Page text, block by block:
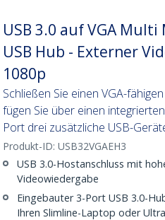
USB 3.0 auf VGA
USB Hub - Externer
1080p
Schließen Sie einen VGA-
fügen Sie über einen
Port drei zusätzliche USB-
Produkt-ID: USB32VGAEH3
USB 3.0-Hostanschluss mit
Videowiedergabe
Eingebauter 3-Port USB 3.0-
Ihren Slimline-Laptop oder